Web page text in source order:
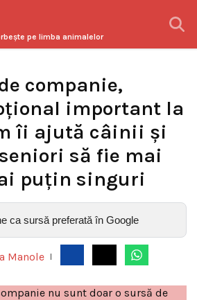
pe limba animalelor
companie,
important la
îi ajută câinii și
să fie mai
puțin singuri
ca sursă preferată în Google
Manole